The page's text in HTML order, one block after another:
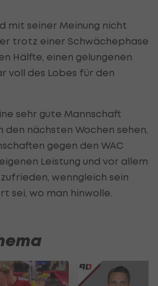
mit seiner Meinung nicht
trotz einer Schwächephase
Hälfte, einen gelungenen
voll des Lobes für den
sehr gute Mannschaft
den nächsten Wochen sehen,
gegen den WAC
Leistung und vor allem
wenngleich sein
sei, wo man hinwolle.